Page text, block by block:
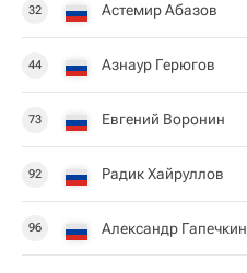
32 Астемир Абазов
44 Азнаур Герюгов
73 Евгений Воронин
92 Радик Хайруллов
96 Александр Гапечкин